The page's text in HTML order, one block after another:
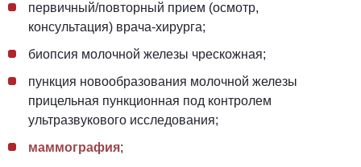
первичный/повторный прием (осмотр,
консультация) врача-хирурга;
биопсия молочной железы чрескожная;
пункция новообразования молочной железы
прицельная пункционная под контролем
ультразвукового исследования;
маммография;